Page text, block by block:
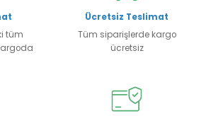
tüm
Ücretsiz Teslimat
Tüm siparişlerde kargo
ücretsiz